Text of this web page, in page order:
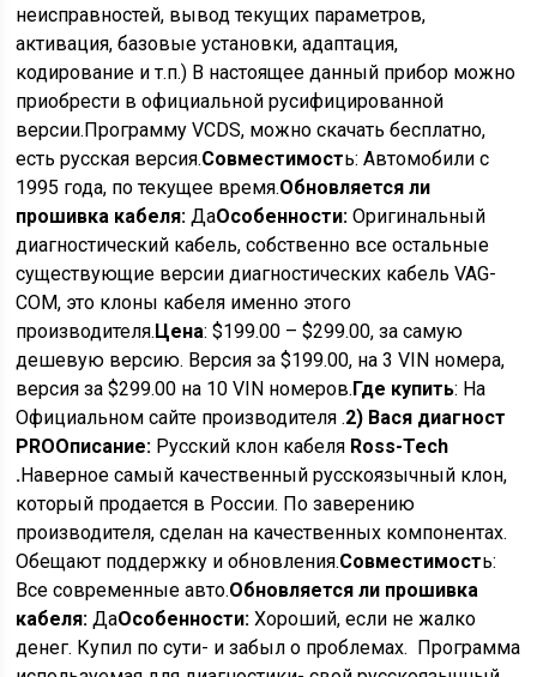
неисправностей, вывод текущих параметров,
активация, базовые установки, адаптация,
кодирование и т.п.) В настоящее данный прибор можно
приобрести в официальной русифицированной
версии.Программу VCDS, можно скачать бесплатно,
есть русская версия.Совместимость: Автомобили с
1995 года, по текущее время.Обновляется ли
прошивка кабеля: ДаОсобенности:Оригинальный
диагностический кабель, собственно все остальные
существующие версии диагностических кабель VAG-
COM, это клоны кабеля именно этого
производителя.Цена: $199.00 – $299.00, за самую
дешевую версию. Версия за $199.00, на 3 VIN номера,
версия за $299.00 на 10 VIN номеров.Где купить: На
Официальном сайте производителя .2) Вася диагност
PROОписание: Русский клон кабеля Ross-Tech
.Наверное самый качественный русскоязычный клон,
который продается в России. По заверению
производителя, сделан на качественных компонентах.
Обещают поддержку и обновления.Совместимость:
Все современные авто.Обновляется ли прошивка
кабеля: ДаОсобенности:Хороший, если не жалко
денег. Купил по сути- и забыл о проблемах. Программа